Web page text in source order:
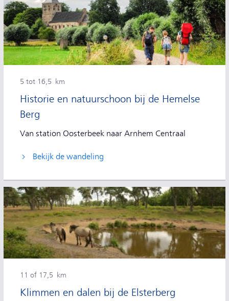
Historie en natuurschoon bij de Hemelse
Berg
5 tot 16,5 km
Van station Oosterbeek naar Arnhem Centraal
Bekijk de wandeling
Klimmen en dalen bij de Elsterberg
11 of 17,5 km